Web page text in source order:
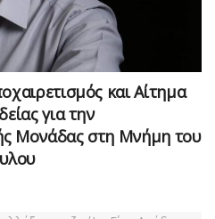
και Αίτημα
για την
Μονάδας στη Μνήμη του